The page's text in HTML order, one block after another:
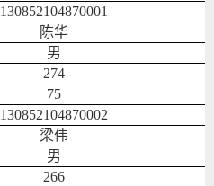
130852104870001
陈华
男
274
75
130852104870002
梁伟
男
266